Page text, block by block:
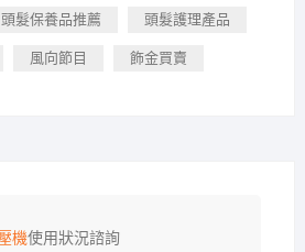
頭髮保養品推薦 頭髮護理產品
風向節目 飾金買賣
機使用狀況諮詢